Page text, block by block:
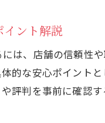
ント解説
は、店舗の信頼性
的な安心ポイント
評判を事前に確認